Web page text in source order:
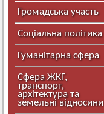
Громадська участь
Соціальна політика
Гуманітарна сфера
Сфера ЖКГ,
транспорт,
архітектура та
земельні відносини